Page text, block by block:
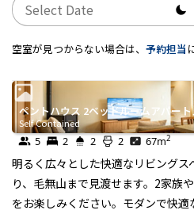
空室が見つからない場合は、 予約担当
ペントハウス 2ベッドルームアパー
Self Contained
5 2 2 2 67m2
明るく広々とした快適なリビング
り、毛無山まで見渡せます。2家族
をお楽しみください。モダンで快